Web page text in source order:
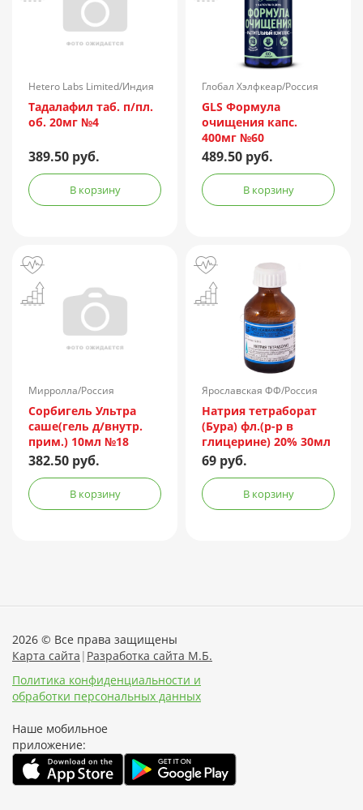
Hetero Labs Limited/Индия
Тадалафил таб. п/пл.
об. 20мг №4
389.50 руб.
В корзину
Глобал Хэлфкеар/Россия
GLS Формула
очищения капс.
400мг №60
489.50 руб.
В корзину
Мирролла/Россия
Сорбигель Ультра
саше(гель д/внутр.
прим.) 10мл №18
382.50 руб.
В корзину
Ярославская ФФ/Россия
Натрия тетраборат
(Бура) фл.(р-р в
глицерине) 20% 30мл
69 руб.
В корзину
2026 © Все права защищены
Карта сайта | Разработка сайта М.Б.
Политика конфиденциальности и
обработки персональных данных
Наше мобильное
приложение: